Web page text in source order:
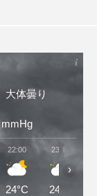
大体曇り
mmHg
22:00
24°C
23:00
24°C
›